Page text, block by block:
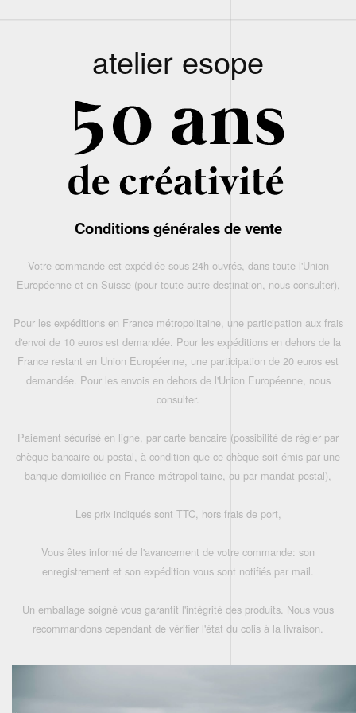
atelier esope
Conditions générales de vente
Votre commande est expédiée sous 24h ouvrés, dans toute l'Union
Européenne et en Suisse (pour toute autre destination, nous consulter),
Pour les expéditions en France métropolitaine, une participation aux frais
d'envoi de 10 euros est demandée. Pour les expéditions en dehors de la
France restant en Union Européenne, une participation de 20 euros est
demandée. Pour les envois en dehors de l'Union Européenne, nous
consulter.
Paiement sécurisé en ligne, par carte bancaire (possibilité de régler par
chèque bancaire ou postal, à condition que ce chèque soit émis par une
banque domiciliée en France métropolitaine, ou par mandat postal),
Les prix indiqués sont TTC, hors frais de port,
Vous êtes informé de l'avancement de votre commande: son
enregistrement et son expédition vous sont notifiés par mail.
Un emballage soigné vous garantit l'intégrité des produits. Nous vous
recommandons cependant de vérifier l'état du colis à la livraison.